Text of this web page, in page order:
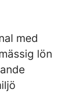
med
lön